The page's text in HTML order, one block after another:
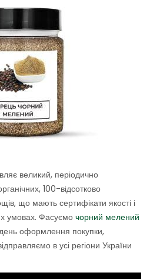
великий, періодично
100-відсотково
що мають сертифікати якості і
умовах. Фасуємо чорний мелений
оформлення покупки,
в усі регіони України